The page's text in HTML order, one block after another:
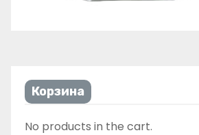
Корзина
No products in the cart.